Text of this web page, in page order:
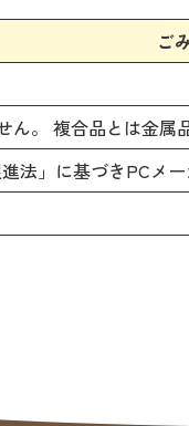
ご
ん。 複合品とは金
法」に基づきPCメー